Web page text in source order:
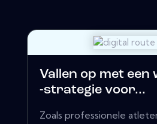
Vallen op met een
-strategie voor...
Zoals professionele